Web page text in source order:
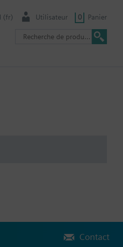
(fr) Utilisateur 0 Panier
Contact